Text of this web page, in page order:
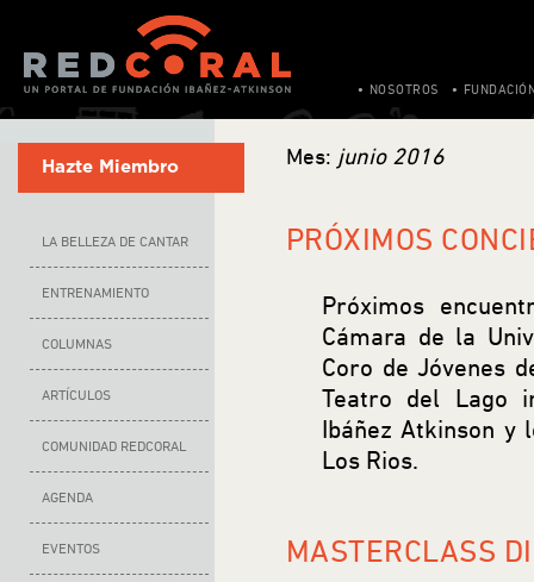
NOSOTROS
Hazte Miembro
LA BELLEZA DE CANTAR
ENTRENAMIENTO
COLUMNAS
ARTÍCULOS
COMUNIDAD REDCORAL
AGENDA
EVENTOS
Mes: junio 2016
PRÓXIMOS
Próximos
Cámara de la
Coro de Jóvenes
Teatro del Lago
Ibáñez Atkinson y
Los Rios.
MASTERCLASS